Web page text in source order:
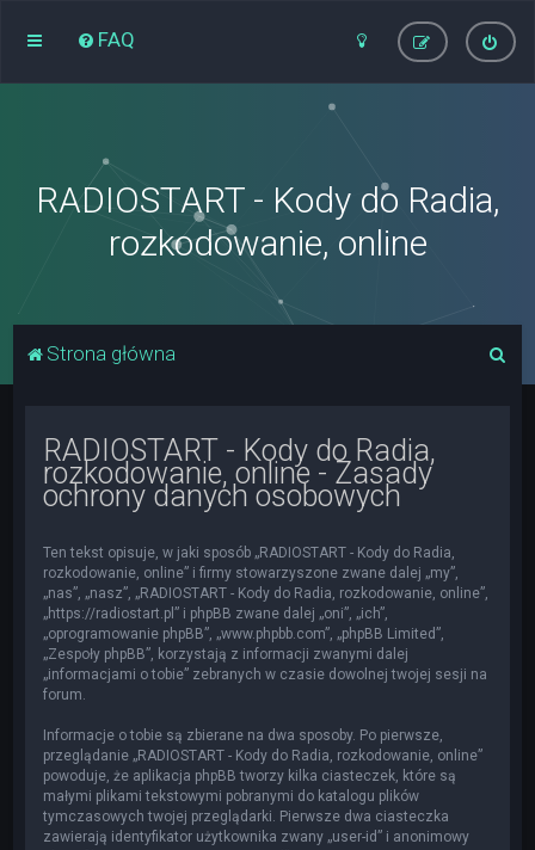
FAQ
RADIOSTART - Kody do Radia,
rozkodowanie, online
Strona główna
RADIOSTART - Kody do Radia,
rozkodowanie, online - Zasady
ochrony danych osobowych
Ten tekst opisuje, w jaki sposób „RADIOSTART - Kody do Radia,
rozkodowanie, online” i firmy stowarzyszone zwane dalej „my”,
„nas”, „nasz”, „RADIOSTART - Kody do Radia, rozkodowanie, online”,
„https://radiostart.pl” i phpBB zwane dalej „oni”, „ich”,
„oprogramowanie phpBB”, „www.phpbb.com”, „phpBB Limited”,
„Zespoły phpBB”, korzystają z informacji zwanymi dalej
„informacjami o tobie” zebranych w czasie dowolnej twojej sesji na
forum.
Informacje o tobie są zbierane na dwa sposoby. Po pierwsze,
przeglądanie „RADIOSTART - Kody do Radia, rozkodowanie, online”
powoduje, że aplikacja phpBB tworzy kilka ciasteczek, które są
małymi plikami tekstowymi pobranymi do katalogu plików
tymczasowych twojej przeglądarki. Pierwsze dwa ciasteczka
zawierają identyfikator użytkownika zwany „user-id” i anonimowy